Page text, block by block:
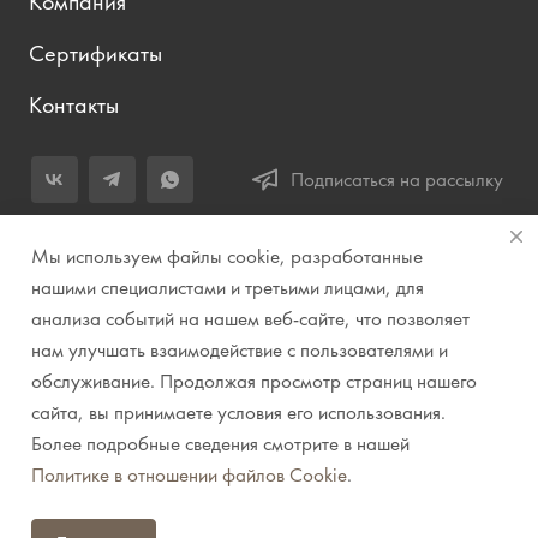
Сертификаты
Контакты
Подписаться на рассылку
+7 (343) 283-04-11
Заказать звонок
info@prirodazvuka.ru
620144, г. Екатеринбург, ул. Хохрякова, д. 98, салон 27, ТЦ
«Весенний», 2 этаж, Центральный вход с ул. Куйбышева
© 2007-2026 Компания "Природа звука" // Звук. Свет.
Видео. Комплексные решения. Музыкальные
инструменты
Мы используем файлы cookie, разработанные
нашими специалистами и третьими лицами, для
анализа событий на нашем веб-сайте, что позволяет
нам улучшать взаимодействие с пользователями и
обслуживание. Продолжая просмотр страниц нашего
сайта, вы принимаете условия его использования.
Более подробные сведения смотрите в нашей
Политике в отношении файлов Cookie.